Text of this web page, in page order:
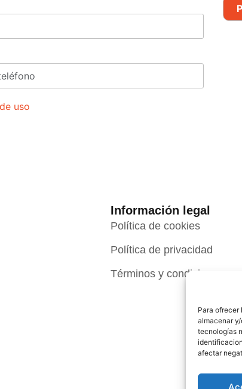
Para ofrecer
almacenar
tecnologías
afectar
uso
Información legal
Política de cookies
Política de privacidad
Términos y condiciones